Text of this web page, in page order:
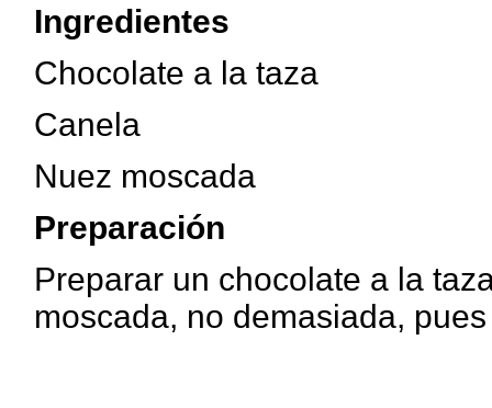
Ingredientes
Chocolate a la taza
Canela
Nuez moscada
Preparación
Preparar un chocolate a la
moscada, no demasiada,